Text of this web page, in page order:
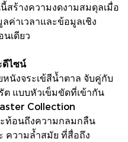
สร้างความงดงามสมดุลเมื่อ
ค่าเวลาและข้อมูลเชิง
นเดียว
ดีไซน์
นังจระเข้สีน้ำตาล จับคู่กับ
ต แบบหัวเข็มขัดที่เข้ากัน
Collection
ท้อนถึงความกลมกลืน
ความล้ำสมัย ที่สื่อถึง